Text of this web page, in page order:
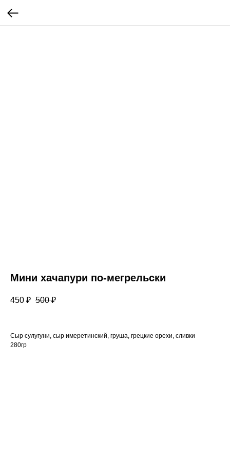
Мини хачапури по-мегрельски
450 ₽ 500 ₽
Сыр сулугуни, сыр имеретинский, груша, грецкие орехи, сливки
280гр